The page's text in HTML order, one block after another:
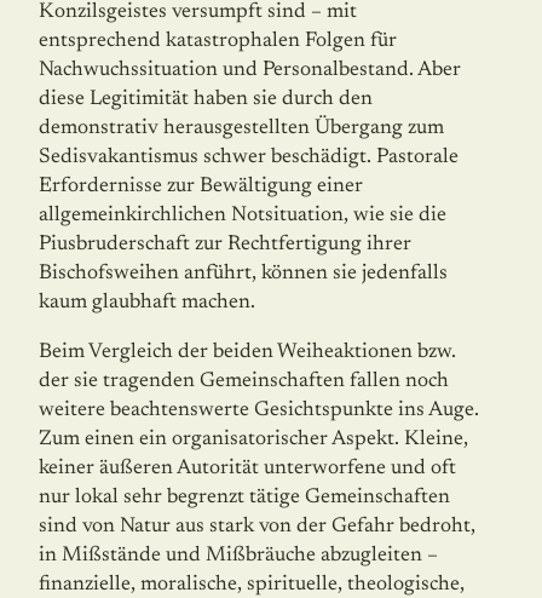
Konzilsgeistes versumpft sind – mit
entsprechend katastrophalen Folgen für
Nachwuchssituation und Personalbestand. Aber
diese Legitimität haben sie durch den
demonstrativ herausgestellten Übergang zum
Sedisvakantismus schwer beschädigt. Pastorale
Erfordernisse zur Bewältigung einer
allgemeinkirchlichen Notsituation, wie sie die
Piusbruderschaft zur Rechtfertigung ihrer
Bischofsweihen anführt, können sie jedenfalls
kaum glaubhaft machen.
Beim Vergleich der beiden Weiheaktionen bzw.
der sie tragenden Gemeinschaften fallen noch
weitere beachtenswerte Gesichtspunkte ins Auge.
Zum einen ein organisatorischer Aspekt. Kleine,
keiner äußeren Autorität unterworfene und oft
nur lokal sehr begrenzt tätige Gemeinschaften
sind von Natur aus stark von der Gefahr bedroht,
in Mißstände und Mißbräuche abzugleiten –
finanzielle, moralische, spirituelle, theologische,